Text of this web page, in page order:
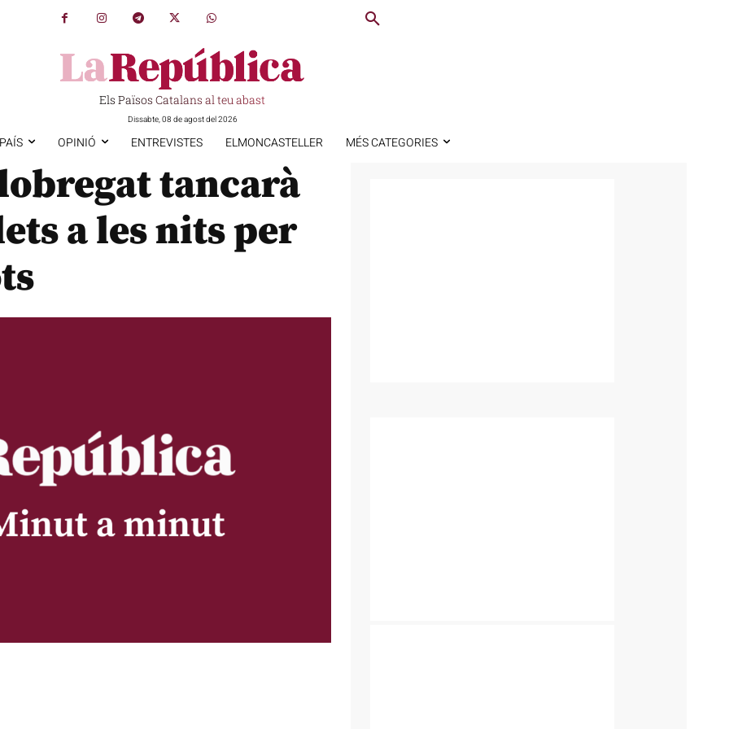
Els Països Catalans al teu abast
Dissabte, 08 de agost del 2026
OPINIÓ ENTREVISTES ELMONCASTELLER MÉS CATEGORIES
tancarà
a les nits per